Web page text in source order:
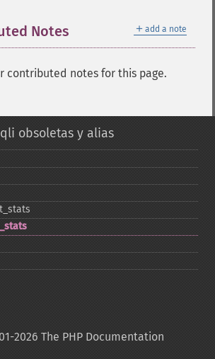
＋ add a note
Notes
contributed notes for this page.
obsoletas y alias
2026 The PHP Documentation